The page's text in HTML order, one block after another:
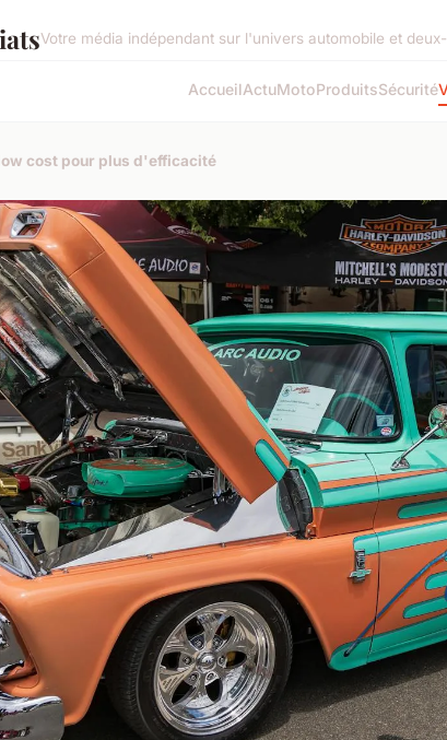
Votre média indépendant sur l'univers automobile et
AccueilActuMotoProduitsSécurité
cost pour plus d'efficacité